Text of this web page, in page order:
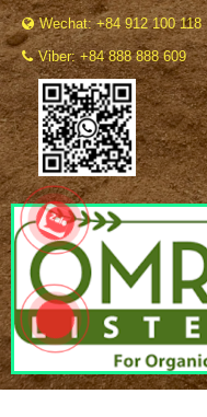
Wechat: +84 912 100 118
Viber: +84 888 888 609